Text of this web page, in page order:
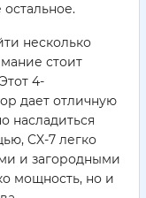
несколько
стоит
4-
дает отличную
насладиться
CX-7 легко
и загородными
мощность, но и